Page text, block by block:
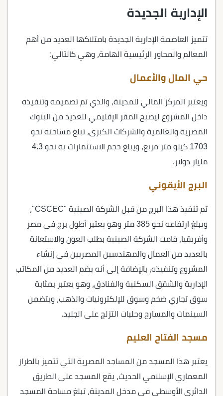
الإدارية الجديدة
تتميز العاصمة الإدارية الجديدة بامتلاكها العديد من أهم
المعالم والمحاور الرئيسية الهامة، وهي كالتالي:
حي المال والأعمال
ويعتبر المركز المالي للمدينة، والذي تم تصميمه وتنفيذه
داخل المشروع ليصبح المقر الإقليمي للعديد من البنوك
المصرية والعالمية والشركات الكبرى، تبلغ مساحته نحو
1703 كيلو متر مربع، ويبلغ حجم الاستثمارات به نحو 4.3
مليار دولار.
البرج الأيقوني
تم تنفيذ هذا البرج من قبل الشركة الصينية "CSCEC"،
ويبلغ ارتفاعه نحو 385 متر وهو يعتبر أطول برج في مصر
وأفريقيا، قامت الشركة الصينية بطلب العون والاستعانة
بالعديد من العمال والمهندسين المصريين في إنشاء
المشروع وتنفيذه، بالإضافة إلى أنه يضم العديد من المكاتب
الإدارية والشقق السكنية والفنادق، وهو يعتبر بمثابة
سوق تجاري ضخم وسوق للإلكترونيات والذهب، ويتضمن
السينمات والمسارح وحلبات التزلج على الجليد.
مسجد الفتاح العليم
يعتبر هذا المسجد من المساجد المصرية التي تتميز بالطراز
المعماري الإسلامي الحديث، يقع المسجد على الطريق
الدائري الأوسطي في مدخل المدينة، تبلغ مساحة المسجد